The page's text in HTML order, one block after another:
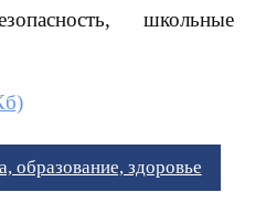
школьные
образование, здоровье